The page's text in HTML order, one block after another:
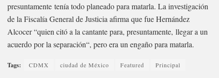
presuntamente tenía todo planeado para matarla. La investigación
de la Fiscalía General de Justicia afirma que fue Hernández
Alcocer “quien citó a la cantante para, presuntamente, llegar a un
acuerdo por la separación“, pero era un engaño para matarla.
Tags: CDMX ciudad de México Featured Principal